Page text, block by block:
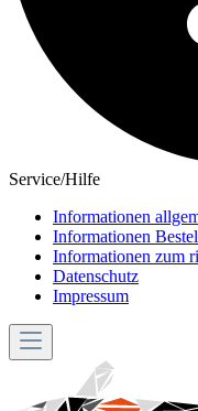
Service/Hilfe
Informationen
Informationen
Informationen zum
Datenschutz
Impressum